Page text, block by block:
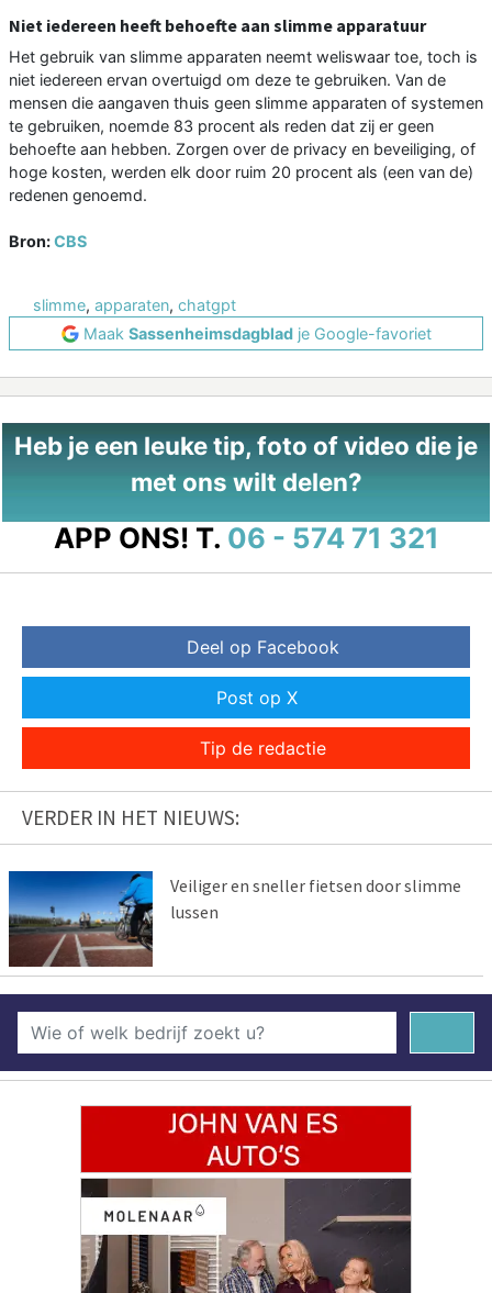
Niet iedereen heeft behoefte aan slimme apparatuur
Het gebruik van slimme apparaten neemt weliswaar toe, toch is
niet iedereen ervan overtuigd om deze te gebruiken. Van de
mensen die aangaven thuis geen slimme apparaten of systemen
te gebruiken, noemde 83 procent als reden dat zij er geen
behoefte aan hebben. Zorgen over de privacy en beveiliging, of
hoge kosten, werden elk door ruim 20 procent als (een van de)
redenen genoemd.
Bron:CBS
slimme, apparaten, chatgpt
Maak Sassenheimsdagbladje Google-favoriet
Heb je een leuke tip, foto of video die je
met ons wilt delen?
APP ONS! T. 06 - 574 71 321
Deel op Facebook
Post op X
Tip de redactie
VERDER IN HET NIEUWS:
Veiliger en sneller fietsen door slimme
lussen